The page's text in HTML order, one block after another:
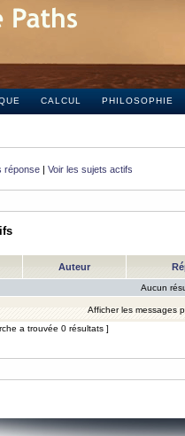
CALCUL PHILOSOPHIE
réponse | Voir les sujets actifs
Auteur
Aucun
Afficher les messages
a trouvée 0 résultats ]